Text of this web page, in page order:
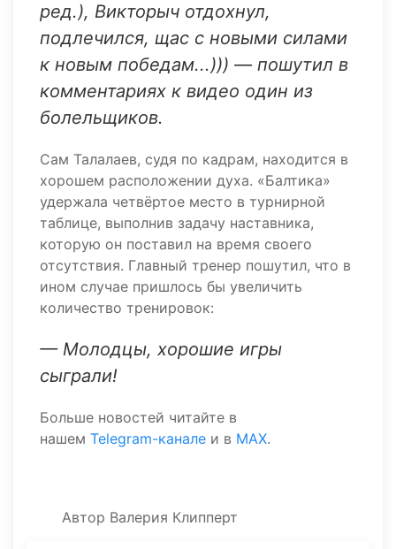
ред.), Викторыч отдохнул,
подлечился, щас с новыми силами
к новым победам...))) — пошутил в
комментариях к видео один из
болельщиков.
Сам Талалаев, судя по кадрам, находится в
хорошем расположении духа. «Балтика»
удержала четвёртое место в турнирной
таблице, выполнив задачу наставника,
которую он поставил на время своего
отсутствия. Главный тренер пошутил, что в
ином случае пришлось бы увеличить
количество тренировок:
— Молодцы, хорошие игры
сыграли!
Больше новостей читайте в
нашем Telegram-канале и в MAX.
Автор Валерия Клипперт